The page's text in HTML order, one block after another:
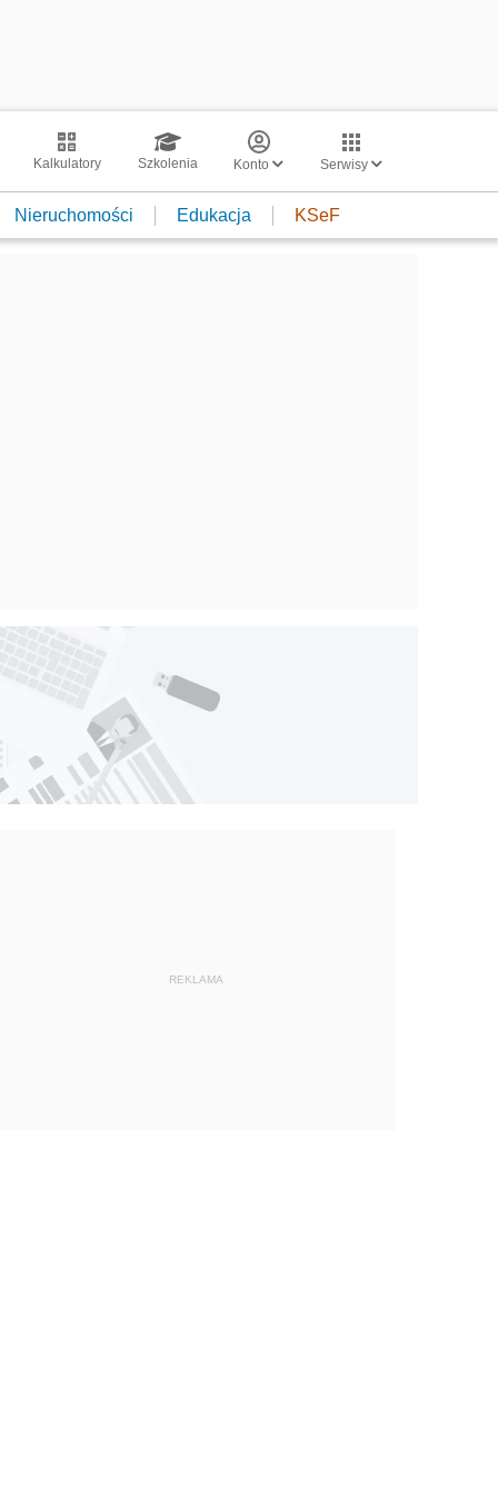
Kalkulatory Szkolenia Konto Serwisy
Nieruchomości Edukacja KSeF
REKLAMA